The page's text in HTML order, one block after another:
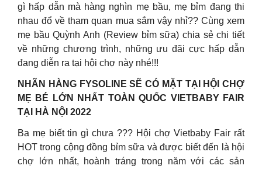
gì hấp dẫn mà hàng nghìn mẹ bầu, mẹ bỉm đang thi
nhau đổ về tham quan mua sắm vậy nhỉ?? Cùng xem
mẹ bầu Quỳnh Anh (Review bỉm sữa) chia sẻ chi tiết
về những chương trình, những ưu đãi cực hấp dẫn
đang diễn ra tại hội chợ này nhé!!!
NHÃN HÀNG FYSOLINE SẼ CÓ MẶT TẠI HỘI CHỢ
MẸ BÉ LỚN NHẤT TOÀN QUỐC VIETBABY FAIR
TẠI HÀ NỘI 2022
Ba mẹ biết tin gì chưa ??? Hội chợ Vietbaby Fair rất
HOT trong cộng đồng bỉm sữa và được biết đến là hội
chợ lớn nhất, hoành tráng trong năm với các sản